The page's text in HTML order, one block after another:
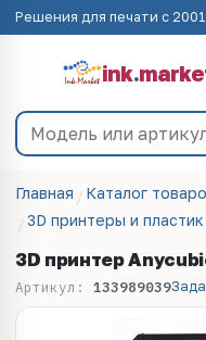
Решения для печати с 2001
ink.
Главная
Каталог
3D принтеры и
3D принтер
Артикул: 133989039